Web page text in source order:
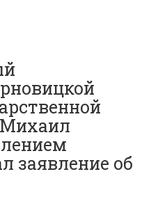
заявление об